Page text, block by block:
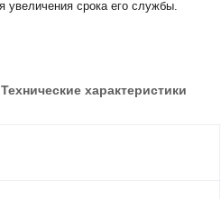
увеличения срока его службы.
Технические характеристики